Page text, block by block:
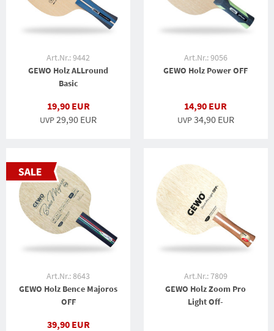
Art.Nr.: 9442
GEWO Holz ALLround
Basic
19,90 EUR
UVP29,90 EUR
Art.Nr.: 9056
GEWO Holz Power OFF
14,90 EUR
UVP34,90 EUR
Art.Nr.: 8643
GEWO Holz Bence Majoros
OFF
39,90 EUR
Art.Nr.: 7809
GEWO Holz Zoom Pro
Light Off-